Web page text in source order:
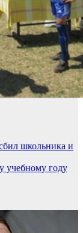
школьника и
учебному году